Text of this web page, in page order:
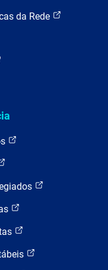
da Rede